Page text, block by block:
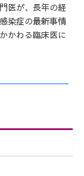
医が、長年の経
染症の最新事情
かわる臨床医に